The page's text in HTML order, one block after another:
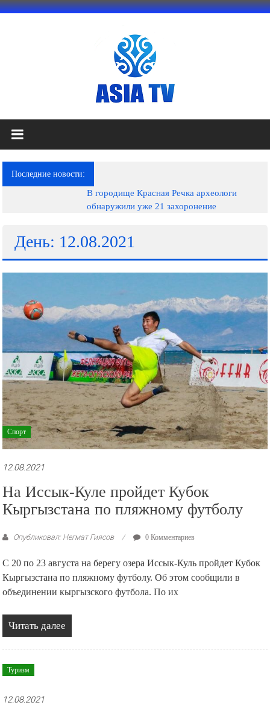
Перейти
АЗИЯ
ТВ
это
телеканал
фильмы,
музыкальные
и
презентации.
Последние новости:
В городище Красная Речка археологи
обнаружили уже 21 захоронение
День: 12.08.2021
Спорт
12.08.2021
На Иссык-Куле пройдет Кубок
Кыргызстана по пляжному футболу
Опубликовал: Негмат Гиясов 0 Комментариев
С 20 по 23 августа на берегу озера Иссык-Куль пройдет Кубок
Кыргызстана по пляжному футболу. Об этом сообщили в
объединении кыргызского футбола. По их
Читать далее
Туризм
12.08.2021